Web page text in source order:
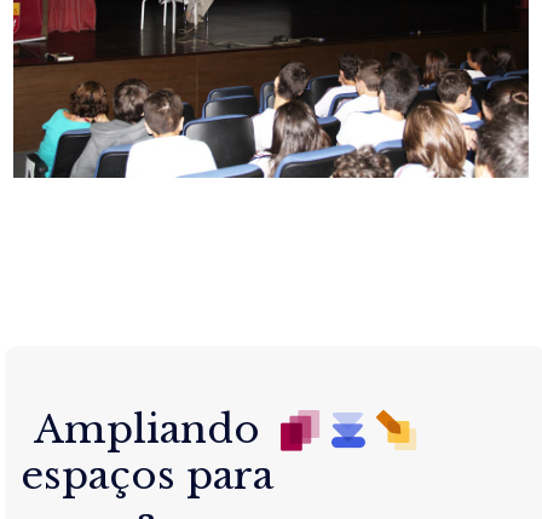
Ampliando
espaços para